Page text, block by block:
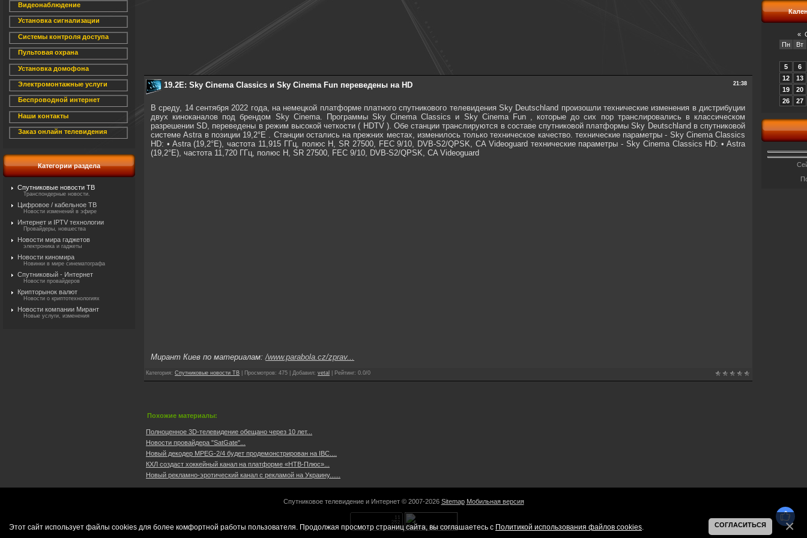
Видеонаблюдение
Установка сигнализации
Системы контроля доступа
Пультовая охрана
Установка домофона
Электромонтажные услуги
Беспроводной интернет
Наши контакты
Заказ онлайн телевидения
Категории раздела
Спутниковые новости ТВ
Транспондерные новости.
Цифровое / кабельное ТВ
Новости изменений в эфире
Интернет и IPTV технологии
Провайдеры, новшества
Новости мира гаджетов
электроника и гаджеты
Новости киномира
Новинки в мире синематографа
Спутниковый - Интернет
Новости провайдеров
Крипторынок валют
Новости о криптотехнологиях
Новости компании Мирант
Новые услуги, изменения
21:38
19.2E: Sky Cinema Classics и Sky Cinema Fun переведены на HD
В среду, 14 сентября 2022 года, на немецкой платформе платного спутникового телевидения Sky Deutschland произошли технические изменения в дистрибуции
двух киноканалов под брендом Sky Cinema. Программы Sky Cinema Classics и Sky Cinema Fun , которые до сих пор транслировались в классическом
разрешении SD, переведены в режим высокой четкости ( HDTV ). Обе станции транслируются в составе спутниковой платформы Sky Deutschland в спутниковой
системе Astra в позиции 19,2°E . Станции остались на прежних местах, изменилось только техническое качество. технические параметры - Sky Cinema Classics
HD: • Astra (19,2°E), частота 11,915 ГГц, полюс H, SR 27500, FEC 9/10, DVB-S2/QPSK, CA Videoguard технические параметры - Sky Cinema Classics HD: • Astra
(19,2°E), частота 11,720 ГГц, полюс H, SR 27500, FEC 9/10, DVB-S2/QPSK, CA Videoguard
Мирант Киев по материалам: /www.parabola.cz/zprav...
Категория: Спутниковые новости ТВ Просмотров: 475 Добавил: vetal Рейтинг: 0.0/0
Похожие материалы:
Полноценное 3D-телевидение обещано через 10 лет...
Новости провайдера "SatGate"...
Новый декодер MPEG-2/4 будет продемонстрирован на IBC....
КХЛ создаст хоккейный канал на платформе «НТВ-Плюс»...
Новый рекламно-эротический канал с рекламой на Украину......
«
Пн
Вт
5
6
12
13
19
20
26
27
Спутниковое телевидение и Интернет © 2007-2026 Sitemap Мобильная версия
Этот сайт использует файлы cookies для более комфортной работы пользователя. Продолжая просмотр страниц сайта, вы соглашаетесь с Политикой использования файлов cookies СОГЛАСИТЬСЯ